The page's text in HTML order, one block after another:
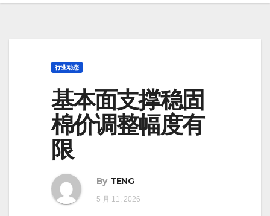
行业动态
基本面支撑稳固
棉价调整幅度有
限
By TENG
5 月 11, 2026